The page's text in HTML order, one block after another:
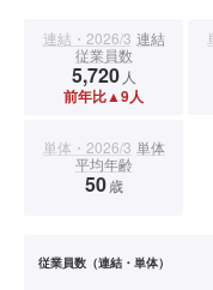
連結・2026/3 連結
従業員数
5,720 人
前年比▲9人
単体・2026/3 単体
平均年齢
50歳
従業員数（連結・単体）